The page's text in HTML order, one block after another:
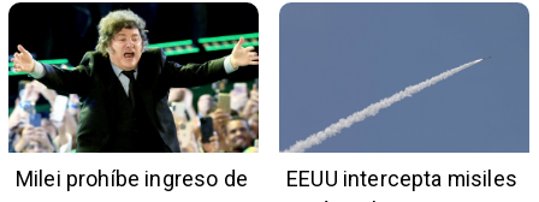
Milei prohíbe ingreso de
EEUU intercepta misiles